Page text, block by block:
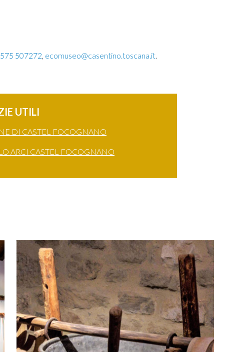
507272, ecomuseo@casentino.toscana.it.
UTILI
DI CASTEL FOCOGNANO
ARCI CASTEL FOCOGNANO